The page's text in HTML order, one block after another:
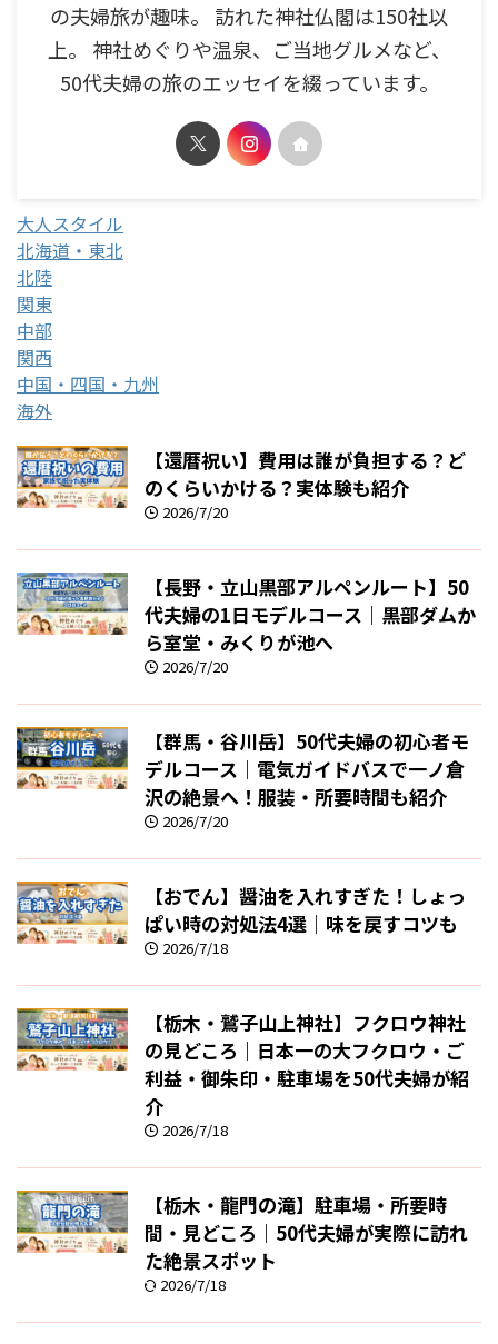
の夫婦旅が趣味。 訪れた神社仏閣は150社以
上。 神社めぐりや温泉、ご当地グルメなど、
50代夫婦の旅のエッセイを綴っています。
大人スタイル
北海道・東北
北陸
関東
中部
関西
中国・四国・九州
海外
【還暦祝い】費用は誰が負担する？ど
のくらいかける？実体験も紹介
2026/7/20
【長野・立山黒部アルペンルート】50
代夫婦の1日モデルコース｜黒部ダムか
ら室堂・みくりが池へ
2026/7/20
【群馬・谷川岳】50代夫婦の初心者モ
デルコース｜電気ガイドバスで一ノ倉
沢の絶景へ！服装・所要時間も紹介
2026/7/20
【おでん】醤油を入れすぎた！しょっ
ぱい時の対処法4選｜味を戻すコツも
2026/7/18
【栃木・鷲子山上神社】フクロウ神社
の見どころ｜日本一の大フクロウ・ご
利益・御朱印・駐車場を50代夫婦が紹
介
2026/7/18
【栃木・龍門の滝】駐車場・所要時
間・見どころ｜50代夫婦が実際に訪れ
た絶景スポット
2026/7/18